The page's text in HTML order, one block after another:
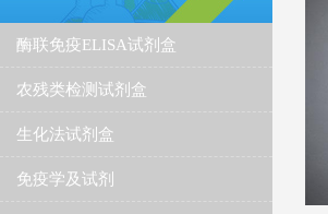
酶联免疫ELISA试剂盒
农残类检测试剂盒
生化法试剂盒
免疫学及试剂